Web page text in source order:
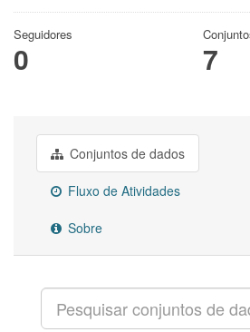
Seguidores
0 7
Conjuntos de dados
Fluxo de Atividades
Sobre